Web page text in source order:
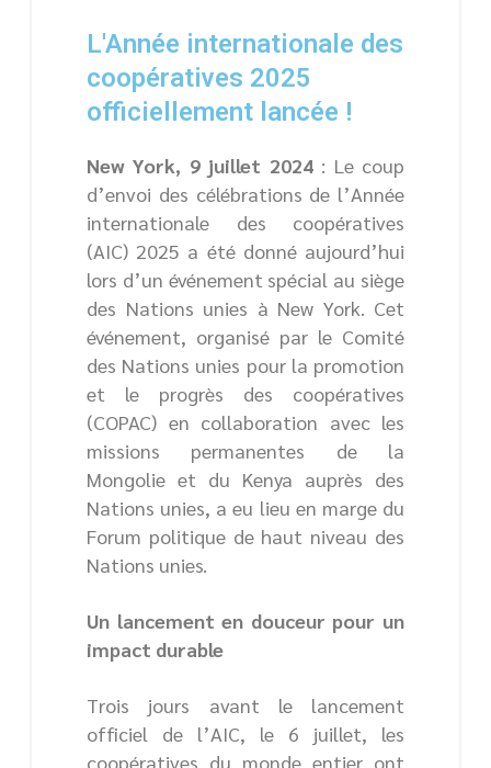
L'Année internationale des
coopératives 2025
officiellement lancée !
New York, 9 juillet 2024: Le coup
d’envoi des célébrations de l’Année
internationale des coopératives
(AIC) 2025 a été donné aujourd’hui
lors d’un événement spécial au siège
des Nations unies à New York. Cet
événement, organisé par le Comité
des Nations unies pour la promotion
et le progrès des coopératives
(COPAC) en collaboration avec les
missions permanentes de la
Mongolie et du Kenya auprès des
Nations unies, a eu lieu en marge du
Forum politique de haut niveau des
Nations unies.
Un lancement en douceur pour un
impact durable
Trois jours avant le lancement
officiel de l’AIC, le 6 juillet, les
coopératives du monde entier ont